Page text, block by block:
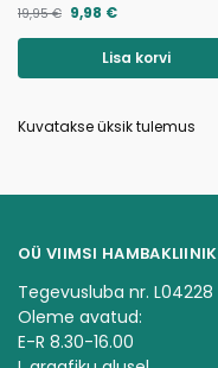
19,95€ 9,98 €
Lisa korvi
Kuvatakse üksik tulemus
OÜ VIIMSI HAMBAKLIINIK
Tegevusluba nr. L04228
Oleme avatud:
E-R 8.30-16.00